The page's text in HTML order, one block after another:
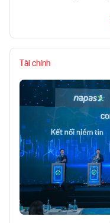
Tài chính